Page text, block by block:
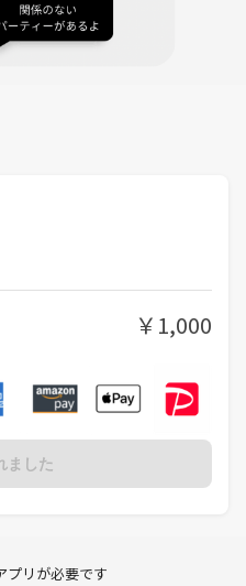
￥1,000
ました
プリが必要です